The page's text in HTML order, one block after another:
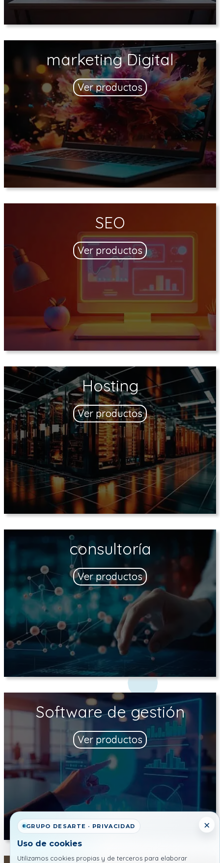
×
GRUPO DESARTE · PRIVACIDAD
Uso de cookies
Utilizamos cookies propias y de terceros para elaborar
marketing Digital
Ver productos
SEO
Ver productos
Hosting
Ver productos
consultoría
Ver productos
Software de gestión
Ver productos